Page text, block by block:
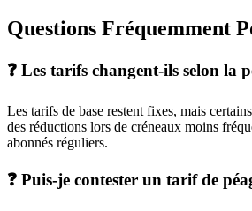
Questions Fréquemment
❓ Les tarifs changent-ils selon la
Les tarifs de base restent fixes, mais
des réductions lors de créneaux moins
abonnés réguliers.
❓ Puis-je contester un tarif de